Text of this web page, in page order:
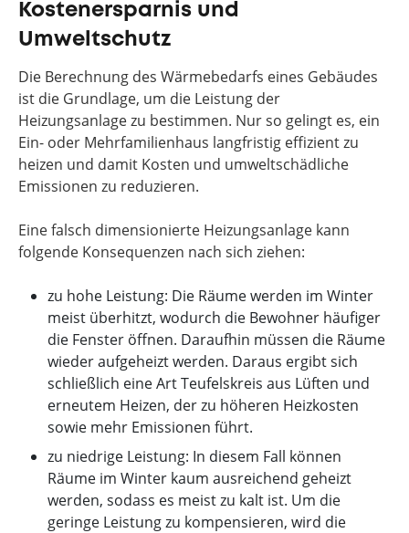
Kostenersparnis und
Umweltschutz
Die Berechnung des Wärmebedarfs eines Gebäudes
ist die Grundlage, um die Leistung der
Heizungsanlage zu bestimmen. Nur so gelingt es, ein
Ein- oder Mehrfamilienhaus langfristig effizient zu
heizen und damit Kosten und umweltschädliche
Emissionen zu reduzieren.
Eine falsch dimensionierte Heizungsanlage kann
folgende Konsequenzen nach sich ziehen:
zu hohe Leistung: Die Räume werden im Winter
meist überhitzt, wodurch die Bewohner häufiger
die Fenster öffnen. Daraufhin müssen die Räume
wieder aufgeheizt werden. Daraus ergibt sich
schließlich eine Art Teufelskreis aus Lüften und
erneutem Heizen, der zu höheren Heizkosten
sowie mehr Emissionen führt.
zu niedrige Leistung: In diesem Fall können
Räume im Winter kaum ausreichend geheizt
werden, sodass es meist zu kalt ist. Um die
geringe Leistung zu kompensieren, wird die